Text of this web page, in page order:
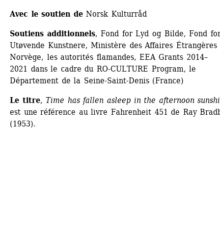
Avec le soutien deNorsk Kulturråd
Soutiens additionnels, Fond for Lyd og Bilde, Fond
Utøvende Kunstnere, Ministère des Affaires Étrangères
Norvège, les autorités flamandes, EEA Grants 2014–
2021 dans le cadre du RO-CULTURE Program, le
Département de la Seine-Saint-Denis (France)
Le titre, Time has fallen asleep in the afternoon
est une référence au livre Fahrenheit 451 de Ray
(1953).